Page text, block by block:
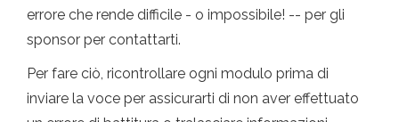
errore che rende difficile - o impossibile! -- per gli
sponsor per contattarti.
Per fare ciò, ricontrollare ogni modulo prima di
inviare la voce per assicurarti di non aver effettuato